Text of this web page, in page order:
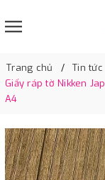
Trang chủ
Tin tức
Giấy ráp tờ Nikken
A4